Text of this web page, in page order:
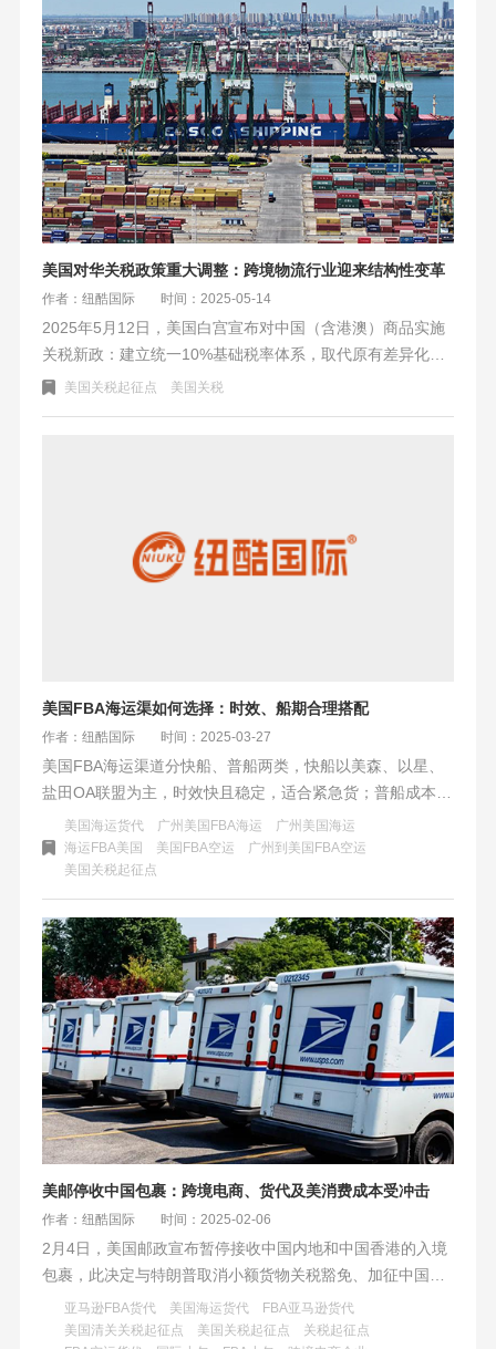
美国对华关税政策重大调整：跨境物流行业迎来结构性变革
作者：纽酷国际 时间：2025-05-14
2025年5月12日，美国白宫宣布对中国（含港澳）商品实施
关税新政：建立统一10%基础税率体系，取代原有差异化结
构；敏感商品（如半导体、新能源设备）税率从125%大幅下
美国关税起征点 美国关税
美国FBA海运渠如何选择：时效、船期合理搭配
作者：纽酷国际 时间：2025-03-27
美国FBA海运渠道分快船、普船两类，快船以美森、以星、
盐田OA联盟为主，时效快且稳定，适合紧急货；普船成本低
但时效慢，适合大件普货。需综合考虑港口差异、旺季风险
及附加费用，建议高时效选美森，华南货用以星，大货量用
盐田定提普船，旺季混合渠道分散风险。
美国海运货代 广州美国FBA海运
广州美国海运
海运FBA美国
美国FBA空运
广州到美国FBA空运
美国关税起征点
美邮停收中国包裹：跨境电商、货代及美消费成本受冲击
作者：纽酷国际 时间：2025-02-06
2月4日，美国邮政宣布暂停接收中国内地和中国香港的入境
包裹，此决定与特朗普取消小额货物关税豁免、加征中国商
品关税的行政令有关。此举对跨境电商和货代行业造成重大
打击，同时推高了美国本土消费成本，对全球贸易格局也产
亚马逊FBA货代 美国海运货代
FBA亚马逊货代
美国清关关税起征点
美国关税起征点
关税起征点